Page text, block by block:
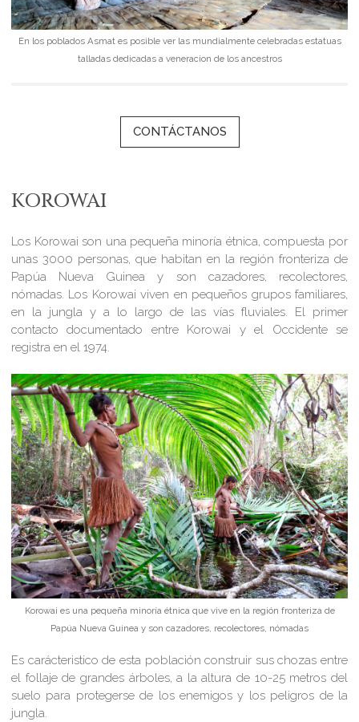
En los poblados Asmat es posible ver las mundialmente celebradas estatuas
talladas dedicadas a veneracion de los ancestros
CONTÁCTANOS
KOROWAI
Los Korowai son una pequeña minoría étnica, compuesta por
unas 3000 personas, que habitan en la región fronteriza de
Papúa Nueva Guinea y son cazadores, recolectores,
nómadas. Los Korowai viven en pequeños grupos familiares,
en la jungla y a lo largo de las vías fluviales. El primer
contacto documentado entre Korowai y el Occidente se
registra en el 1974.
Korowai es una pequeña minoría étnica que vive en la región fronteriza de
Papúa Nueva Guinea y son cazadores, recolectores, nómadas
Es carácteristico de esta población construir sus chozas entre
el follaje de grandes árboles, a la altura de 10-25 metros del
suelo para protegerse de los enemigos y los peligros de la
jungla.